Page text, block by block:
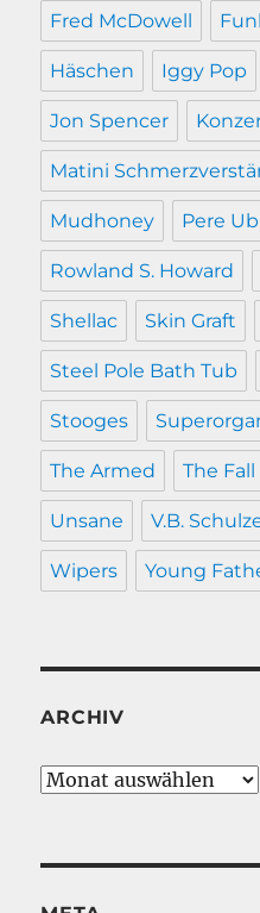
Fred McDowell
Häschen Iggy Pop
Jon Spencer
Matini
Mudhoney Pere
Rowland S. Howard
Shellac Skin Graft
Steel Pole Bath Tub
Stooges
The Armed The Fall
Unsane V.B.
Wipers Young
ARCHIV
Archiv